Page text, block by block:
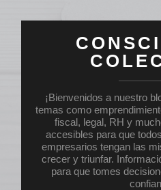
¡Bienvenidos a nuestro
temas como
fiscal, legal, RH y
accesibles para que
empresarios tengan las
crecer y triunfar.
para que tomes